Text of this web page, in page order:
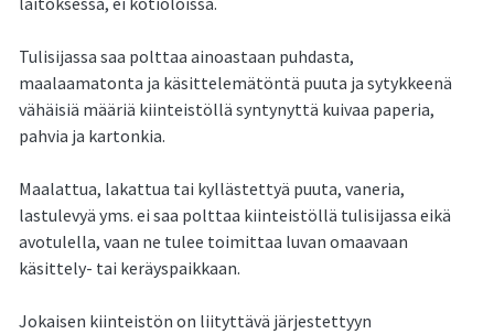
Tulisijassa saa polttaa ainoastaan puhdasta,
maalaamatonta ja käsittelemätöntä puuta ja sytykkeenä
vähäisiä määriä kiinteistöllä syntynyttä kuivaa paperia,
pahvia ja kartonkia.
Maalattua, lakattua tai kyllästettyä puuta, vaneria,
lastulevyä yms. ei saa polttaa kiinteistöllä tulisijassa eikä
avotulella, vaan ne tulee toimittaa luvan omaavaan
käsittely- tai keräyspaikkaan.
Jokaisen kiinteistön on liityttävä järjestettyyn